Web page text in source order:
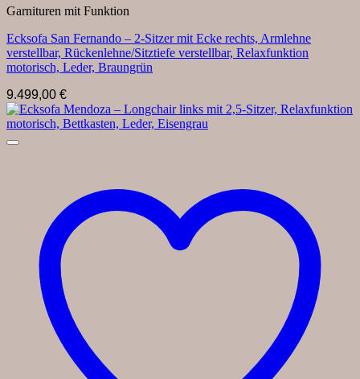
Garnituren mit Funktion
Ecksofa San Fernando – 2-Sitzer mit Ecke rechts, Armlehne
verstellbar, Rückenlehne/Sitztiefe verstellbar, Relaxfunktion
motorisch, Leder, Braungrün
9.499,00 €